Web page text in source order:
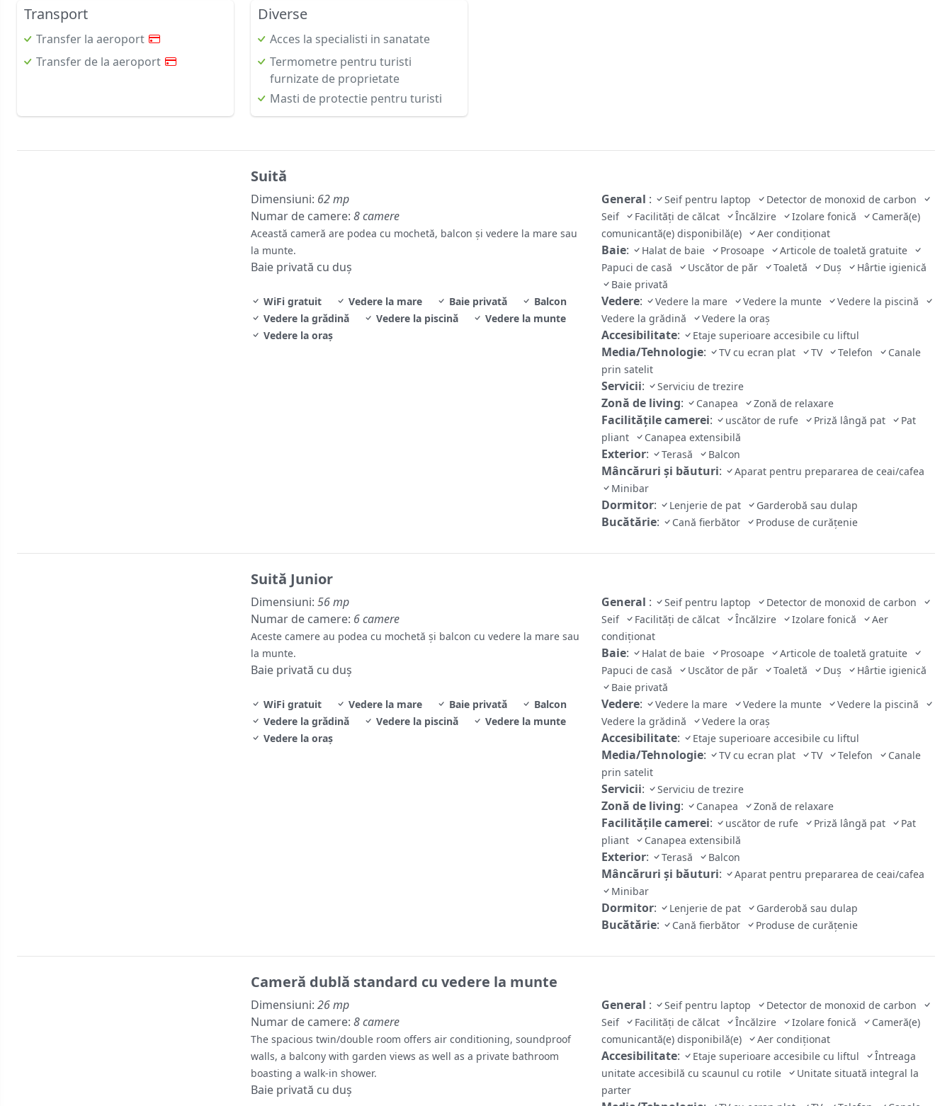
Transport
Transfer la aeroport
Transfer de la aeroport
Diverse
Acces la specialisti in sanatate
Termometre pentru turisti
furnizate de proprietate
Masti de protectie pentru turisti
Suită
Dimensiuni: 62 mp
Numar de camere: 8 camere
Această cameră are podea cu mochetă, balcon şi vedere la mare sau
la munte.
Baie privată cu duș
WiFi gratuit Vedere la mare Baie privată
Balcon
Vedere la grădină
Vedere la piscină
Vedere la munte
Vedere la oraș
General : Seif pentru laptop
Detector de monoxid de carbon
Seif
Facilităţi de călcat Încălzire Izolare fonică
Cameră(e)
comunicantă(e) disponibilă(e)
Aer condiţionat
Baie: Halat de baie Prosoape
Articole de toaletă gratuite
Papuci de casă
Uscător de păr Toaletă Duş
Hârtie igienică
Baie privată
Vedere: Vedere la mare Vedere la munte
Vedere la piscină
Vedere la grădină
Vedere la oraș
Accesibilitate: Etaje superioare accesibile cu liftul
Media/Tehnologie: TV cu ecran plat TV Telefon
Canale
prin satelit
Servicii: Serviciu de trezire
Zonă de living: Canapea Zonă de relaxare
Facilităţile camerei: uscător de rufe Priză lângă pat
Pat
pliant
Canapea extensibilă
Exterior: Terasă Balcon
Mâncăruri și băuturi:
Aparat pentru prepararea de ceai/cafea
Minibar
Dormitor: Lenjerie de pat Garderobă sau dulap
Bucătărie: Cană fierbător Produse de curățenie
Suită Junior
Dimensiuni: 56 mp
Numar de camere: 6 camere
Aceste camere au podea cu mochetă şi balcon cu vedere la mare sau
la munte.
Baie privată cu duș
WiFi gratuit Vedere la mare Baie privată
Balcon
Vedere la grădină
Vedere la piscină
Vedere la munte
Vedere la oraș
General : Seif pentru laptop
Detector de monoxid de carbon
Seif
Facilităţi de călcat Încălzire Izolare fonică
Aer
condiţionat
Baie: Halat de baie Prosoape
Articole de toaletă gratuite
Papuci de casă
Uscător de păr Toaletă Duş
Hârtie igienică
Baie privată
Vedere: Vedere la mare Vedere la munte
Vedere la piscină
Vedere la grădină
Vedere la oraș
Accesibilitate: Etaje superioare accesibile cu liftul
Media/Tehnologie: TV cu ecran plat TV Telefon
Canale
prin satelit
Servicii: Serviciu de trezire
Zonă de living: Canapea Zonă de relaxare
Facilităţile camerei: uscător de rufe Priză lângă pat
Pat
pliant
Canapea extensibilă
Exterior: Terasă Balcon
Mâncăruri și băuturi:
Aparat pentru prepararea de ceai/cafea
Minibar
Dormitor: Lenjerie de pat Garderobă sau dulap
Bucătărie: Cană fierbător Produse de curățenie
Cameră dublă standard cu vedere la munte
Dimensiuni: 26 mp
Numar de camere: 8 camere
The spacious twin/double room offers air conditioning, soundproof
walls, a balcony with garden views as well as a private bathroom
boasting a walk-in shower.
Baie privată cu duș
General : Seif pentru laptop
Detector de monoxid de carbon
Seif
Facilităţi de călcat Încălzire Izolare fonică
Cameră(e)
comunicantă(e) disponibilă(e)
Aer condiţionat
Accesibilitate: Etaje superioare accesibile cu liftul
Întreaga
unitate accesibilă cu scaunul cu rotile
Unitate situată integral la
parter